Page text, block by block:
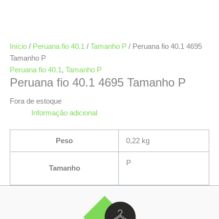
Início / Peruana fio 40.1 / Tamanho P / Peruana fio 40.1 4695
Tamanho P
Peruana fio 40.1 , Tamanho P
Peruana fio 40.1 4695 Tamanho P
Fora de estoque
Informação adicional
Peso 0,22 kg
Tamanho
P